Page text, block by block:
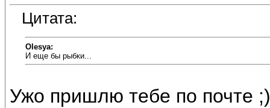
Цитата:
Olesya:
И еще бы рыбки...
Ужо пришлю тебе по почте